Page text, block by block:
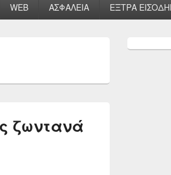
WEB ΑΣΦΑΛΕΙΑ ΕΞΤΡΑ
ζωντανά
Sidebar